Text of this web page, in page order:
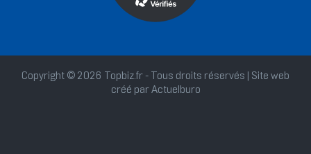
Copyright © 2026 Topbiz.fr - Tous droits réservés | Site web
créé par Actuelburo